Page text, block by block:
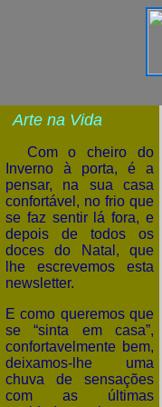
Arte na Vida
Com o cheiro do
Inverno à porta, é a
pensar, na sua casa
confortável, no frio que
se faz sentir lá fora, e
depois de todos os
doces do Natal, que
lhe escrevemos esta
newsletter.
E como queremos que
se “sinta em casa”,
confortavelmente bem,
deixamos-lhe uma
chuva de sensações
com as últimas